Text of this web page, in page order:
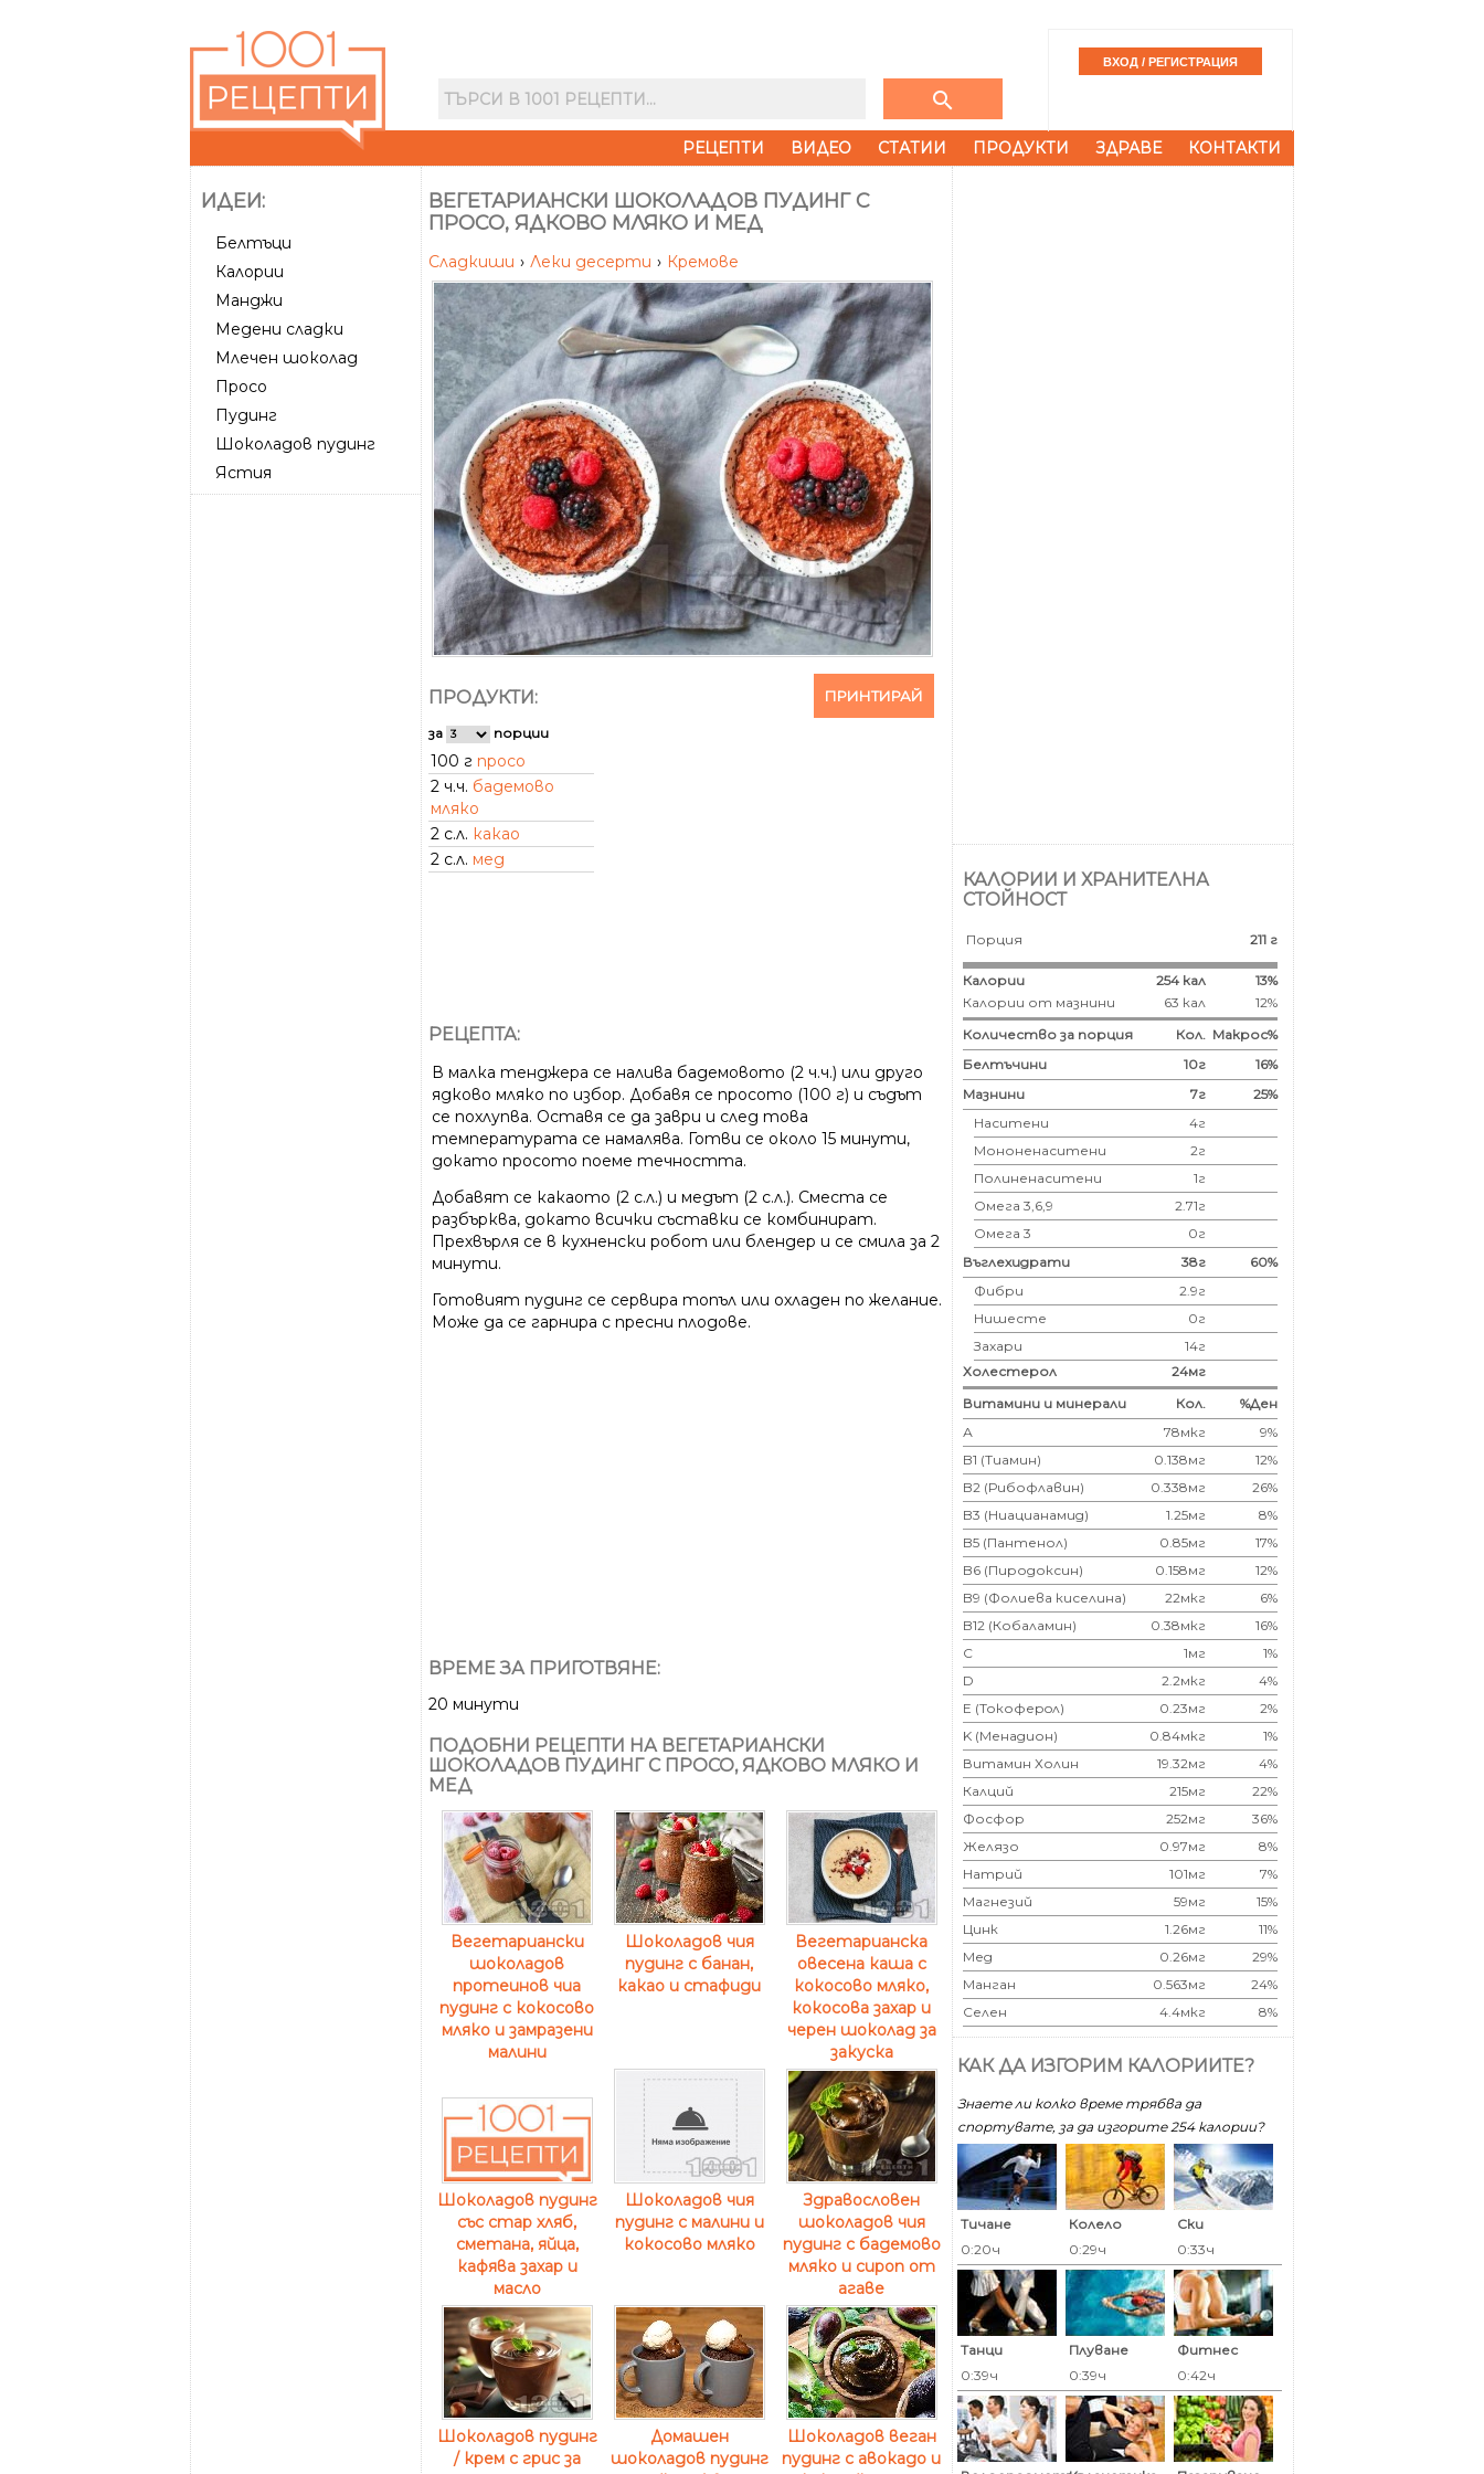
search
РЕЦЕПТИ ВИДЕО СТАТИИ ПРОДУКТИ ЗДРАВЕ КОНТАКТИ
ИДЕИ:
Белтъци
Калории
Манджи
Медени сладки
Млечен шоколад
Просо
Пудинг
Шоколадов пудинг
Ястия
ВЕГЕТАРИАНСКИ ШОКОЛАДОВ ПУДИНГ С
ПРОСО, ЯДКОВО МЛЯКО И МЕД
Сладкиши › Леки десерти › Кремове
ПРИНТИРАЙ
ПРОДУКТИ:
за порции
100 г просо
2 ч.ч. бадемово
мляко
2 с.л. какао
2 с.л. мед
РЕЦЕПТА:
В малка тенджера се налива бадемовото (2 ч.ч.) или друго
ядково мляко по избор. Добавя се просото (100 г) и съдът
се похлупва. Оставя се да заври и след това
температурата се намалява. Готви се около 15 минути,
докато просото поеме течността.
Добавят се какаото (2 с.л.) и медът (2 с.л.). Сместа се
разбърква, докато всички съставки се комбинират.
Прехвърля се в кухненски робот или блендер и се смила за 2
минути.
Готовият пудинг се сервира топъл или охладен по желание.
Може да се гарнира с пресни плодове.
ВРЕМЕ ЗА ПРИГОТВЯНЕ:
20 минути
ПОДОБНИ РЕЦЕПТИ НА ВЕГЕТАРИАНСКИ
ШОКОЛАДОВ ПУДИНГ С ПРОСО, ЯДКОВО МЛЯКО И
МЕД
Вегетариански
шоколадов
протеинов чиа
пудинг с кокосово
мляко и замразени
малини
Шоколадов чия
пудинг с банан,
какао и стафиди
Вегетарианска
овесена каша с
кокосово мляко,
кокосова захар и
черен шоколад за
закуска
Шоколадов пудинг
със стар хляб,
сметана, яйца,
кафява захар и
масло
Шоколадов чия
пудинг с малини и
кокосово мляко
Здравословен
шоколадов чия
пудинг с бадемово
мляко и сироп от
агаве
Шоколадов пудинг
/ крем с грис за
Домашен
шоколадов пудинг
Шоколадов веган
пудинг с авокадо и
КАЛОРИИ И ХРАНИТЕЛНА
СТОЙНОСТ
Порция 211 г
Калории 254 кал
13%
Калории от мазнини
63 кал
12%
Количество за порция
Кол. Макрос%
Белтъчини
10г
16%
Мазнини
7г
25%
Наситени
4г
Мононенаситени
2г
Полиненаситени
1г
Омега 3,6,9
2.71г
Омега 3
0г
Въглехидрати
38г
60%
Фибри
2.9г
Нишесте
0г
Захари
14г
Холестерол
24мг
Витамини и минерали
Кол.
%Ден
А
78мкг
9%
B1 (Тиамин)
0.138мг
12%
B2 (Рибофлавин)
0.338мг
26%
B3 (Ниацианамид)
1.25мг
8%
B5 (Пантенол)
0.85мг
17%
B6 (Пиродоксин)
0.158мг
12%
B9 (Фолиева киселина)
22мкг
6%
B12 (Кобаламин)
0.38мкг
16%
C
1мг
1%
D
2.2мкг
4%
E (Токоферoл)
0.23мг
2%
K (Менадион)
0.84мкг
1%
Витамин Холин
19.32мг
4%
Калций
215мг
22%
Фосфор
252мг
36%
Желязо
0.97мг
8%
Натрий
101мг
7%
Магнезий
59мг
15%
Цинк
1.26мг
11%
Мед
0.26мг
29%
Манган
0.563мг
24%
Селен
4.4мкг 8%
КАК ДА ИЗГОРИМ КАЛОРИИТЕ?
Знаете ли колко време трябва да
спортувате, за да изгорите 254 калoрии?
Тичане
0:20ч
Колело
0:29ч
Ски
0:33ч
Танци
0:39ч
Плуване
0:39ч
Фитнес
0:42ч